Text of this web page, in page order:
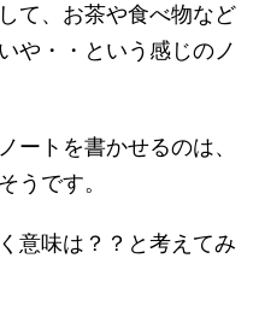
て、お茶や食べ物など
や・・という感じのノ
ートを書かせるのは、
うです。
意味は？？と考えてみ